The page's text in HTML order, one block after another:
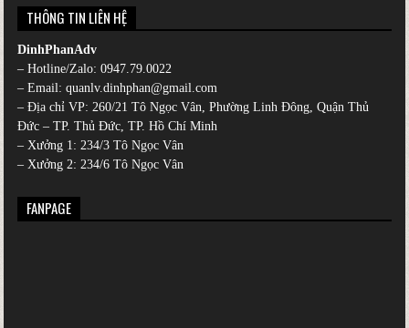
THÔNG TIN LIÊN HỆ
DinhPhanAdv
– Hotline/Zalo:0947.79.0022
– Email: quanlv.dinhphan@gmail.com
– Địa chỉ VP: 260/21 Tô Ngọc Vân, Phường Linh Đông, Quận Thủ
Đức – TP. Thủ Đức, TP. Hồ Chí Minh
– Xưởng 1: 234/3 Tô Ngọc Vân
– Xưởng 2: 234/6 Tô Ngọc Vân
FANPAGE